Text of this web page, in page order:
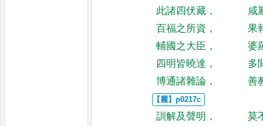
此諸四伏藏 ，
咸
百福之所資 ，
果
輔國之大臣 ，
婆
四明皆曉達 ，
多
博通諸雜論 ， 善
訓解及聲明 ，
莫